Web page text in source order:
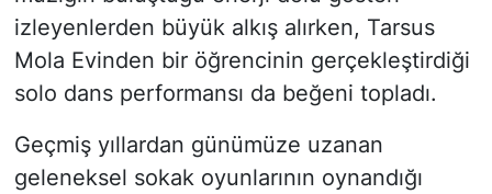
izleyenlerden büyük alkış alırken, Tarsus
Mola Evinden bir öğrencinin gerçekleştirdiği
solo dans performansı da beğeni topladı.
Geçmiş yıllardan günümüze uzanan
geleneksel sokak oyunlarının oynandığı